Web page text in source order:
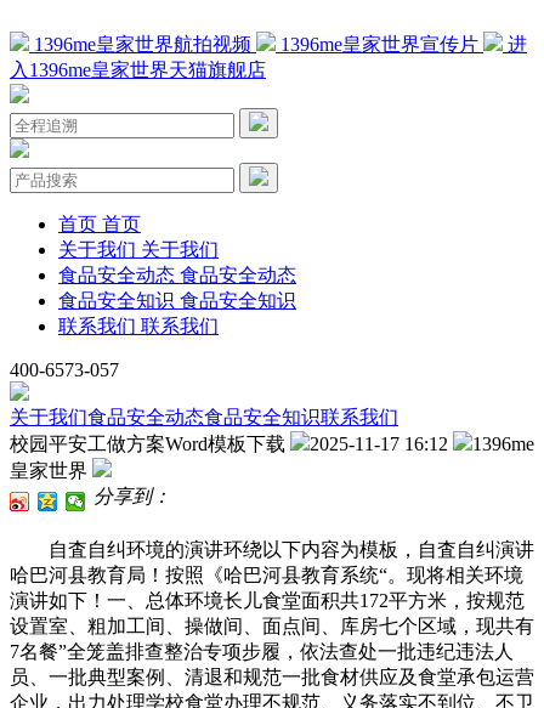
1396me皇家世界航拍视频 1396me皇家世界宣传片
进
入1396me皇家世界天猫旗舰店
首页 首页
关于我们 关于我们
食品安全动态 食品安全动态
食品安全知识 食品安全知识
联系我们 联系我们
400-6573-057
关于我们食品安全动态食品安全知识联系我们
校园平安工做方案Word模板下载
2025-11-17 16:12
1396me
皇家世界
分享到：
自査自纠环境的演讲环绕以下内容为模板，自査自纠演讲
哈巴河县教育局！按照《哈巴河县教育系统“。现将相关环境
演讲如下！一、总体环境长儿食堂面积共172平方米，按规范
设置室、粗加工间、操做间、面点间、库房七个区域，现共有
7名餐”全笼盖排查整治专项步履，依法查处一批违纪违法人
员、一批典型案例、清退和规范一批食材供应及食堂承包运营
企业，出力处理学校食堂办理不规范、义务落实不到位、不卫